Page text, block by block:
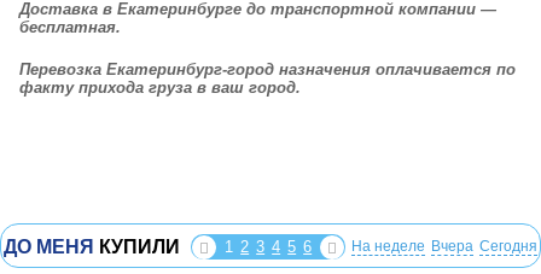
Доставка в Екатеринбурге до транспортной компании —
бесплатная.
Перевозка Екатеринбург-город назначения оплачивается по
факту прихода груза в ваш город.
ДО МЕНЯ КУПИЛИ 1 2 3 4 5 6 На неделе Вчера Сегодня